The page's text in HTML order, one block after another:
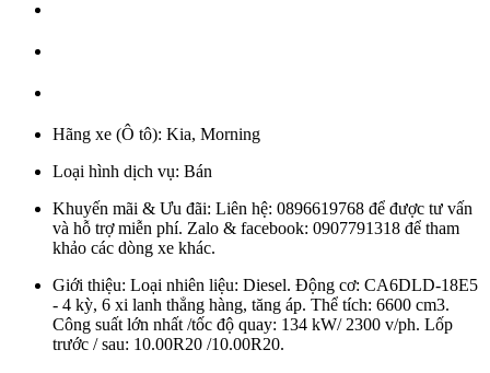
Hãng xe (Ô tô): Kia, Morning
Loại hình dịch vụ: Bán
Khuyến mãi & Ưu đãi: Liên hệ: 0896619768 để được tư vấn
và hỗ trợ miễn phí. Zalo & facebook: 0907791318 để tham
khảo các dòng xe khác.
Giới thiệu: Loại nhiên liệu: Diesel. Động cơ: CA6DLD-18E5
- 4 kỳ, 6 xi lanh thẳng hàng, tăng áp. Thể tích: 6600 cm3.
Công suất lớn nhất /tốc độ quay: 134 kW/ 2300 v/ph. Lốp
trước / sau: 10.00R20 /10.00R20.